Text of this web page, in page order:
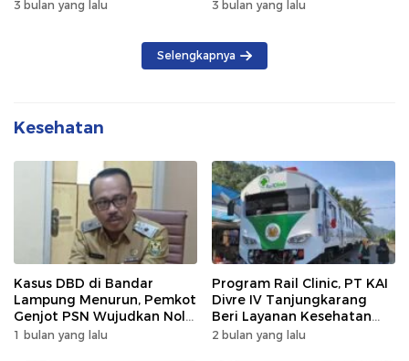
3 bulan yang lalu 3 bulan yang lalu
Selengkapnya
Kesehatan
Kasus DBD di Bandar
Lampung Menurun, Pemkot
Genjot PSN Wujudkan Nol
Kematian
1 bulan yang lalu
Program Rail Clinic, PT KAI
Divre IV Tanjungkarang
Beri Layanan Kesehatan
Gratis 250 Warga
2 bulan yang lalu